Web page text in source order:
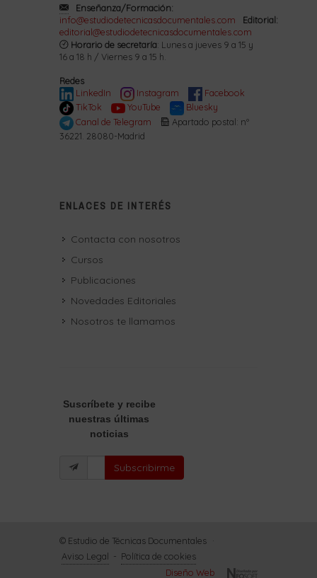
Enseñanza/Formación:
info@estudiodetecnicasdocumentales.com
Editorial:
editorial@estudiodetecnicasdocumentales.com
Horario de secretaría: Lunes a jueves 9 a 15 y
16 a 18 h / Viernes 9 a 15 h.
Redes
LinkedIn
Instagram
Facebook
TikTok
YouTube
Bluesky
Canal de Telegram
Apartado postal: nº
36221. 28080-Madrid
ENLACES DE INTERÉS
Contacta con nosotros
Cursos
Publicaciones
Novedades Editoriales
Nosotros te llamamos
Suscríbete y recibe
nuestras últimas
noticias
Subscribirme
© Estudio de Técnicas Documentales ·
Aviso Legal - Política de cookies
Diseño Web